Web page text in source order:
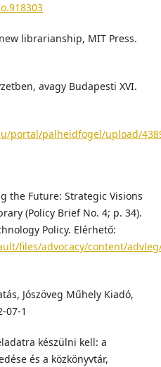
librarianship, MIT Press.
avagy Budapesti XVI.
palheidfogel/upload/
the Future: Strategic Visions
(Policy Brief No. 4; p. 34).
Policy. Elérhető:
files/advocacy/content/
Jószöveg Műhely Kiadó,
07-1
készülni kell: a
és a közkönyvtár,